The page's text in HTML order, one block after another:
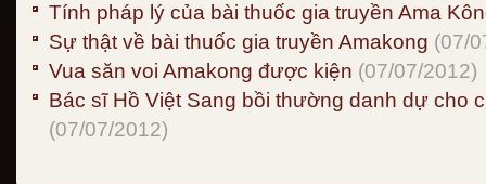
Tính pháp lý của bài thuốc gia truyền Ama
Sự thật về bài thuốc gia truyền Amakong (07/
Vua săn voi Amakong được kiện (07/07/2012)
Bác sĩ Hồ Việt Sang bồi thường danh dự cho
(07/07/2012)